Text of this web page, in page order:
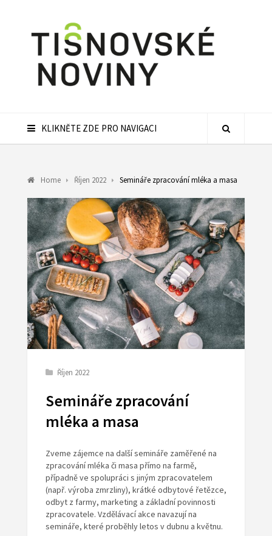
KLIKNĚTE ZDE PRO NAVIGACI
Home Říjen 2022 Semináře zpracování mléka a masa
Říjen 2022
Semináře zpracování
mléka a masa
Zveme zájemce na další semináře zaměřené na
zpracování mléka či masa přímo na farmě,
případně ve spolupráci s jiným zpracovatelem
(např. výroba zmrzliny), krátké odbytové řetězce,
odbyt z farmy, marketing a základní povinnosti
zpracovatele. Vzdělávací akce navazují na
semináře, které proběhly letos v dubnu a květnu.